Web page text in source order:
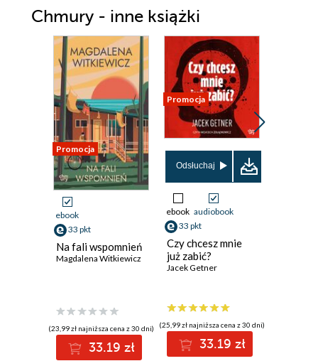
Chmury - inne książki
Promocja
ebook
33 pkt
Na fali wspomnień
Magdalena Witkiewicz
(23,99 zł najniższa cena z 30 dni)
33.19 zł
Promocja
Odsłuchaj
ebook audiobook
33 pkt
Czy chcesz mnie
już zabić?
Jacek Getner
(25,99 zł najniższa cena z 30 dni)
33.19 zł